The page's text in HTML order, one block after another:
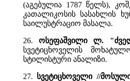
(აგებულია 1787 წელს),
კათალიკოსის სასახლის
საილუსტრაციო მასალა.
26.ოსეფაშვილი ლ.
სვეტიცხოველის
სტილისტური ანალიზი.
27. სვეტიცხოველი //